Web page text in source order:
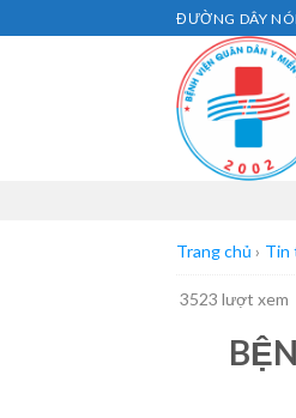
to
ĐƯỜNG DÂY
Trang chủ › Tin
3523 lượt xem